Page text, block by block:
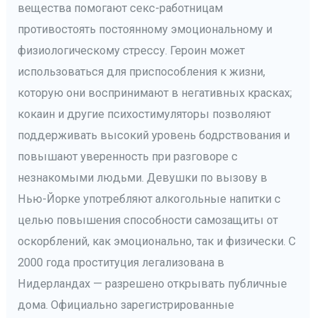
вещества помогают секс-работницам
противостоять постоянному эмоциональному и
физиологическому стрессу. Героин может
использоваться для приспособления к жизни,
которую они воспринимают в негативных красках;
кокаин и другие психостимуляторы позволяют
поддерживать высокий уровень бодрствования и
повышают уверенность при разговоре с
незнакомыми людьми. Девушки по вызову в
Нью-Йорке употребляют алкогольные напитки с
целью повышения способности самозащиты от
оскорблений, как эмоционально, так и физически. С
2000 года проституция легализована в
Нидерландах — разрешено открывать публичные
дома. Официально зарегистрированные